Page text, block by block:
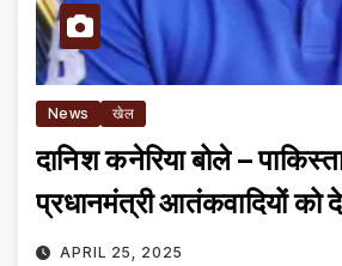
News खेल
दानिश कनेरिया बोले –
प्रधानमंत्री आतंकवादियों को
APRIL 25, 2025